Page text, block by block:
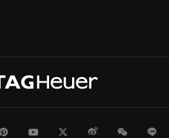
PinterestYoutubeTwitterWeiboWeChat